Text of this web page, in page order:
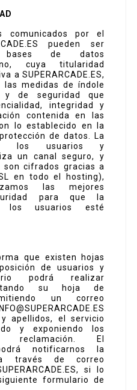
comunicados por el
pueden ser
bases de datos
cuya titularidad
a SUPERARCADE.ES,
medidas de índole
y de seguridad que
integridad y
contenida en las
lo establecido en la
de datos. La
los usuarios y
un canal seguro, y
son cifrados gracias a
en todo el hosting),
las mejores
para que la
los usuarios esté
que existen hojas
de usuarios y
podrá realizar
su hoja de
un correo
apellidos, el servicio
y exponiendo los
El
notificarnos la
través de correo
si lo
formulario de